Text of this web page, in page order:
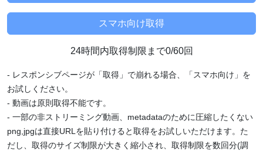
24時間内取得制限まで0/60回
- レスポンシブページが「取得」で崩れる場合、「スマホ向け」を
お試しください。
- 動画は原則取得不能です。
- 一部の非ストリーミング動画、metadataのために圧縮したくない
png,jpgは直接URLを貼り付けると取得をお試しいただけます。た
だし、取得のサイズ制限が大きく縮小され、取得制限を数回分(調